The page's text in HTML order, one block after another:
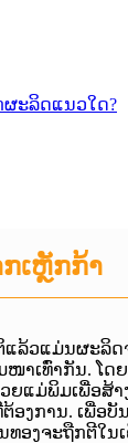
ະລິດແນວໃດ?
ເຫຼັກກ້າ
ແລ້ວແມ່ນຜະລິດ
າເທົ່າກັນ. ໂດ
ຍແມ່ພິມເພື່ອສ້າ
ງການ. ເພື່ອບັ
ອງຈະຖືກຕີໃນເ